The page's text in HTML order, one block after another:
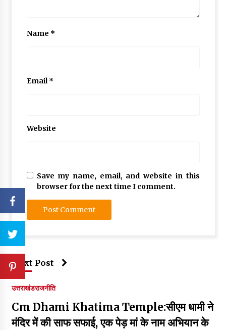
Name *
Email*
Website
Save my name, email, and website in this
browser for the next time I comment.
Next Post
उत्तराखंडराजनीति
Cm Dhami Khatima Temple:सीएम धामी ने
मंदिर में की साफ सफाई, एक पेड़ मां के नाम अभियान के